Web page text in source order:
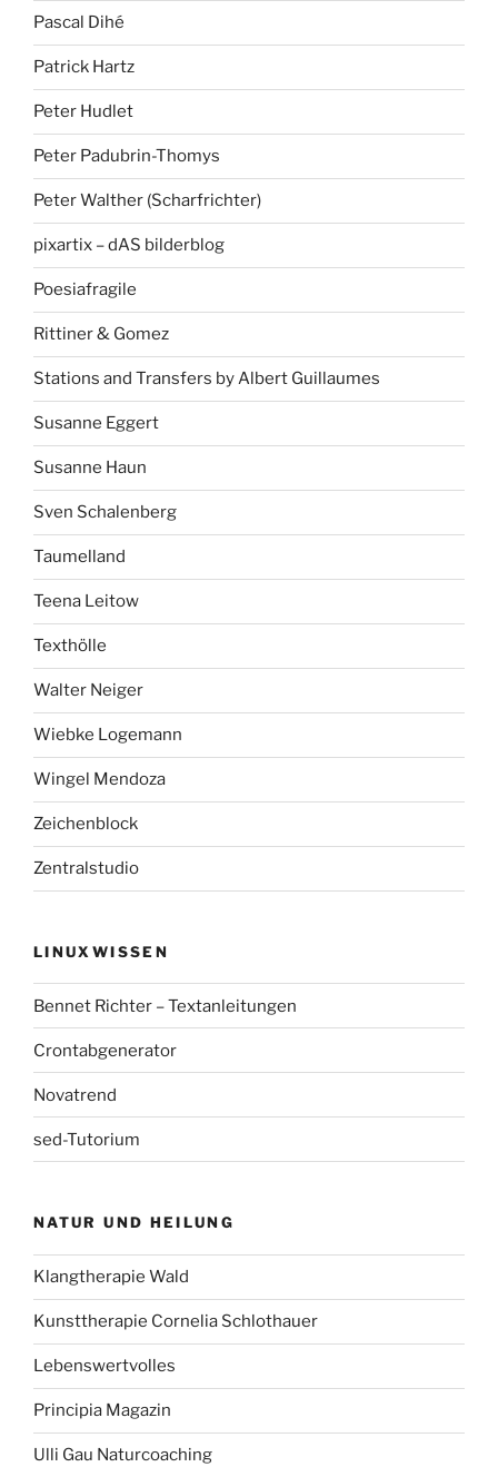
Pascal Dihé
Patrick Hartz
Peter Hudlet
Peter Padubrin-Thomys
Peter Walther (Scharfrichter)
pixartix – dAS bilderblog
Poesiafragile
Rittiner & Gomez
Stations and Transfers by Albert Guillaumes
Susanne Eggert
Susanne Haun
Sven Schalenberg
Taumelland
Teena Leitow
Texthölle
Walter Neiger
Wiebke Logemann
Wingel Mendoza
Zeichenblock
Zentralstudio
LINUXWISSEN
Bennet Richter – Textanleitungen
Crontabgenerator
Novatrend
sed-Tutorium
NATUR UND HEILUNG
Klangtherapie Wald
Kunsttherapie Cornelia Schlothauer
Lebenswertvolles
Principia Magazin
Ulli Gau Naturcoaching